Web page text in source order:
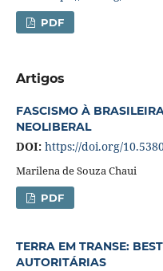
PDF
Artigos
FASCISMO À
NEOLIBERAL
DOI: https://doi.org/
Marilena de Souza Chaui
PDF
TERRA EM TRANSE:
AUTORITÁRIAS